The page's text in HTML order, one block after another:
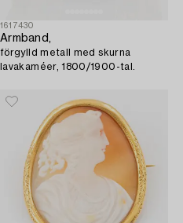
1617430
Armband,
förgylld metall med skurna
lavakaméer, 1800/1900-tal.